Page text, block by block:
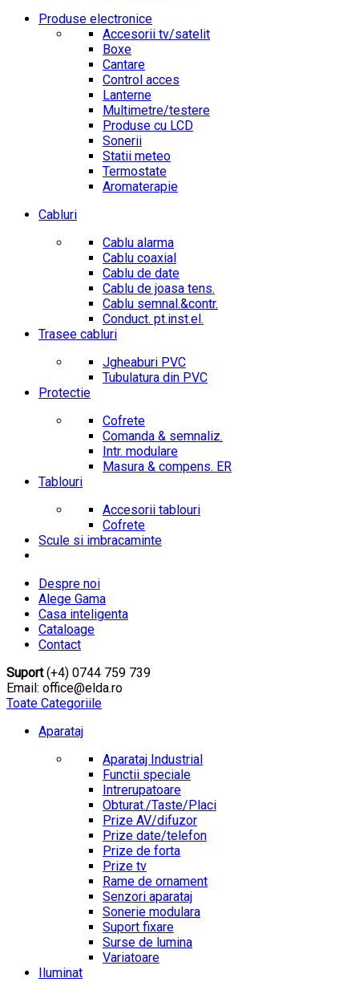
Produse electronice
Accesorii tv/satelit
Boxe
Cantare
Control acces
Lanterne
Multimetre/testere
Produse cu LCD
Sonerii
Statii meteo
Termostate
Aromaterapie
Cabluri
Cablu alarma
Cablu coaxial
Cablu de date
Cablu de joasa tens.
Cablu semnal.&contr.
Conduct. pt.inst.el.
Trasee cabluri
Jgheaburi PVC
Tubulatura din PVC
Protectie
Cofrete
Comanda & semnaliz.
Intr. modulare
Masura & compens. ER
Tablouri
Accesorii tablouri
Cofrete
Scule si imbracaminte
Despre noi
Alege Gama
Casa inteligenta
Cataloage
Contact
Suport(+4) 0744 759 739
Email: office@elda.ro
Toate Categoriile
Aparataj
Aparataj Industrial
Functii speciale
Intrerupatoare
Obturat./Taste/Placi
Prize AV/difuzor
Prize date/telefon
Prize de forta
Prize tv
Rame de ornament
Senzori aparataj
Sonerie modulara
Suport fixare
Surse de lumina
Variatoare
Iluminat